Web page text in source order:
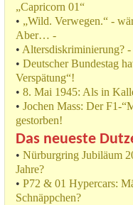
„Capricorn 01“
• „Wild. Verwegen.“ -
Aber… -
• Altersdiskriminierung?
• Deutscher Bundestag
Verspätung“!
• 8. Mai 1945: Als in
• Jochen Mass: Der F1-
gestorben!
Das neueste
• Nürburgring Jubiläum
Jahre?
• P72 & 01 Hypercars:
Schnäppchen?